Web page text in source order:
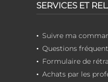
SERVICES ET
Suivre ma
Questions
Formulaire de
Achats par les